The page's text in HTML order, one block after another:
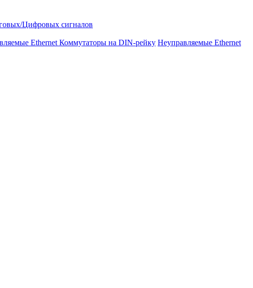
Цифровых сигналов
Ethernet Коммутаторы на DIN-рейку Неуправляемые Ethernet